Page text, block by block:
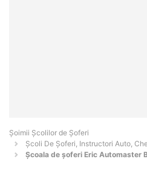
Şoimii Școlilor de Șoferi
Școli De Șoferi, Instructori Auto,
Școala de șoferi Eric Automaster